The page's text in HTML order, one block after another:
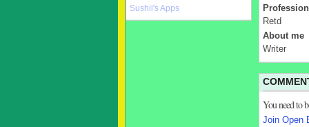
Sushil's Apps
Profession
Retd
About me
Writer
You need to
Join Open